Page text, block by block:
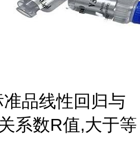
品线性回归与
系数R值,大于等